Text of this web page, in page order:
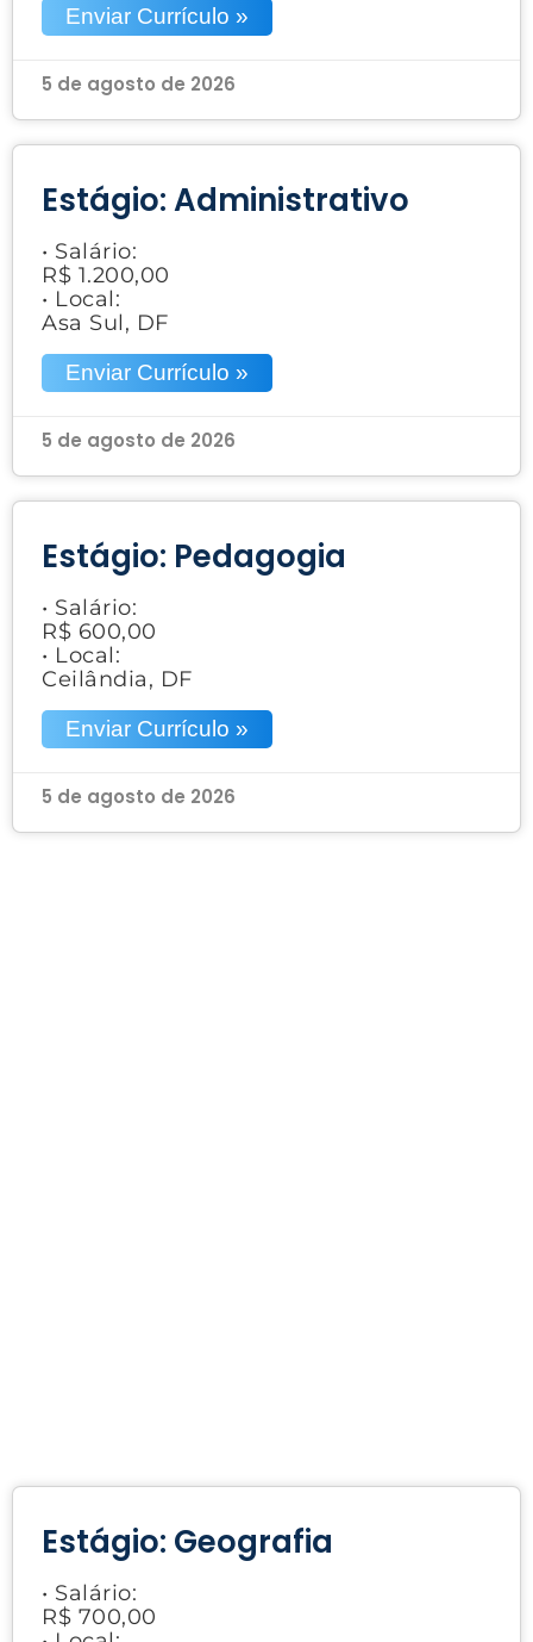
Enviar Currículo »
5 de agosto de 2026
Estágio: Administrativo
• Salário:
R$ 1.200,00
• Local:
Asa Sul, DF
Enviar Currículo »
5 de agosto de 2026
Estágio: Pedagogia
• Salário:
R$ 600,00
• Local:
Ceilândia, DF
Enviar Currículo »
5 de agosto de 2026
Estágio: Geografia
• Salário:
R$ 700,00